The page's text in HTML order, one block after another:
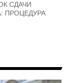
СДАЧИ
ПРОЦЕДУРА